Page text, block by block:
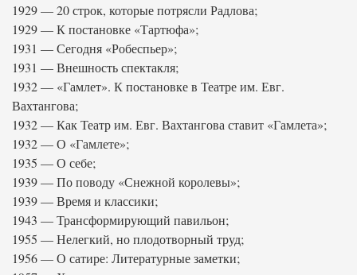
1929 — 20 строк, которые потрясли Радлова;
1929 — К постановке «Тартюфа»;
1931 — Сегодня «Робеспьер»;
1931 — Внешность спектакля;
1932 — «Гамлет». К постановке в Театре им. Евг.
Вахтангова;
1932 — Как Театр им. Евг. Вахтангова ставит «Гамлета»;
1932 — О «Гамлете»;
1935 — О себе;
1939 — По поводу «Снежной королевы»;
1939 — Время и классики;
1943 — Трансформирующий павильон;
1955 — Нелегкий, но плодотворный труд;
1956 — О сатире: Литературные заметки;